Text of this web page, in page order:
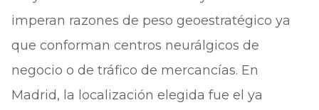
imperan razones de peso geoestratégico ya
que conforman centros neurálgicos de
negocio o de tráfico de mercancías. En
Madrid, la localización elegida fue el ya